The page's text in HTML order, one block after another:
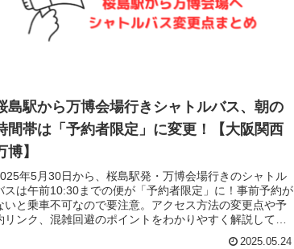
島駅から万博会場行きシャトルバス、朝の
間帯は「予約者限定」に変更！【大阪関西
博】
年5月30日から、桜島駅発・万博会場行きのシャトル
スは午前10:30までの便が「予約者限定」に！事前予約が
いと乗車不可なので要注意。アクセス方法の変更点や予
リンク、混雑回避のポイントをわかりやすく解説してい
2025.05.24